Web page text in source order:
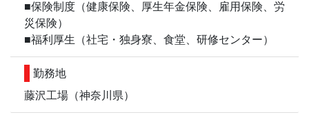
■保険制度（健康保険、厚生年金保険、雇用保険、労
災保険）
■福利厚生（社宅・独身寮、食堂、研修センター）
勤務地
藤沢工場（神奈川県）